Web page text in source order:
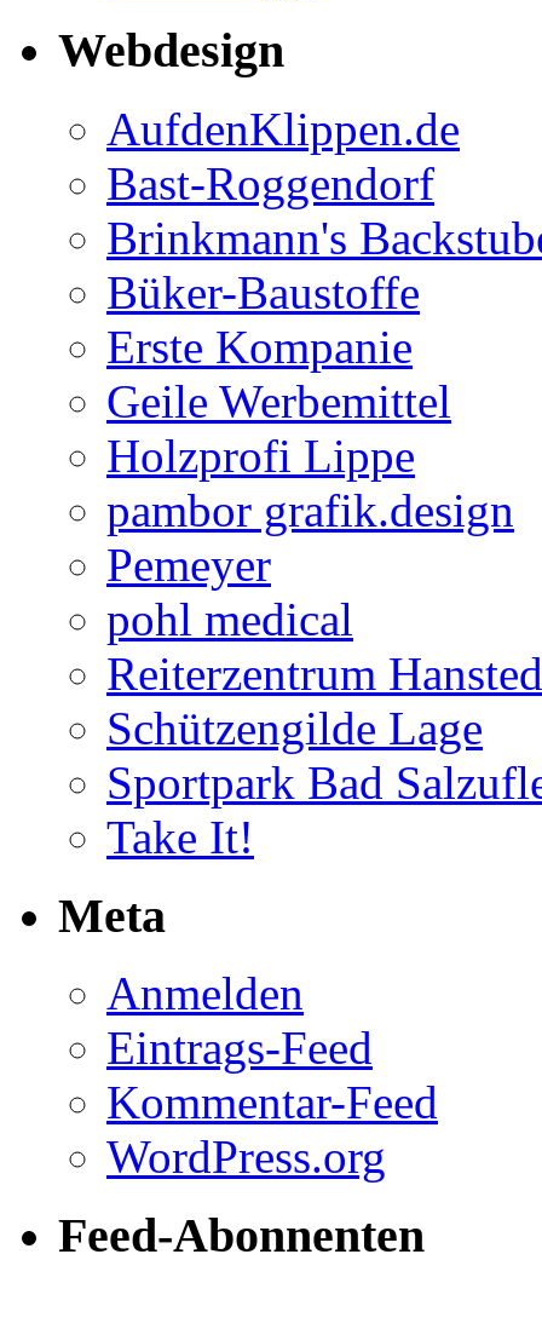
Webdesign
AufdenKlippen.de
Bast-Roggendorf
Brinkmann's
Büker-Baustoffe
Erste Kompanie
Geile Werbemittel
Holzprofi Lippe
pambor grafik.design
Pemeyer
pohl medical
Reiterzentrum
Schützengilde Lage
Sportpark Bad
Take It!
Meta
Anmelden
Eintrags-Feed
Kommentar-Feed
WordPress.org
Feed-Abonnenten